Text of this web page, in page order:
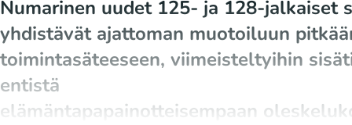
Numarinen uudet 125- ja 128-jalkaiset
yhdistävät ajattoman muotoiluun
toimintasäteeseen, viimeisteltyihin
entistä
elämäntapapainotteisempaan